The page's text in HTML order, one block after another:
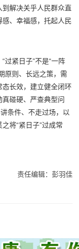
解决关乎人民群众直
、幸福感，托起人民
过紧日子”不是“一阵
原则、长远之策，需
长效，建立健全闭环
碰硬、严查典型问
条件、不走过场，以
将“紧日子”过成常
责任编辑：彭羽佳